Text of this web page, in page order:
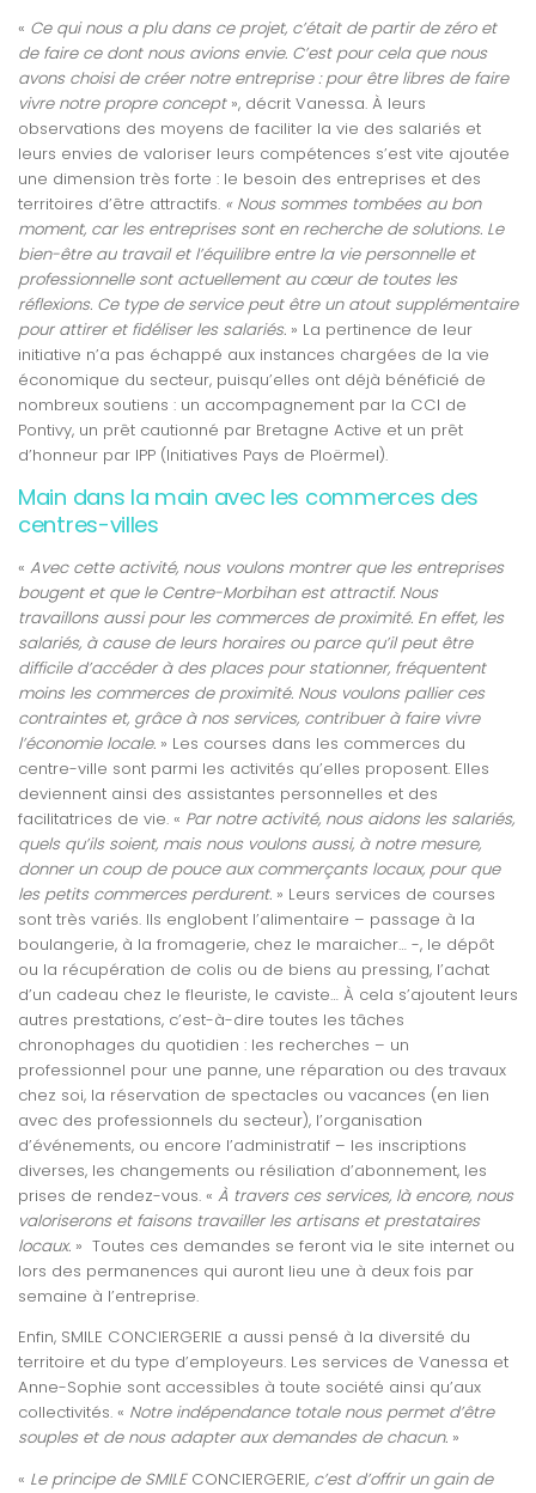
« Ce qui nous a plu dans ce projet, c’était de partir de zéro et
de faire ce dont nous avions envie. C’est pour cela que nous
avons choisi de créer notre entreprise : pour être libres de faire
vivre notre propre concept», décrit Vanessa. À leurs
observations des moyens de faciliter la vie des salariés et
leurs envies de valoriser leurs compétences s’est vite ajoutée
une dimension très forte : le besoin des entreprises et des
territoires d’être attractifs. « Nous sommes tombées au bon
moment, car les entreprises sont en recherche de solutions. Le
bien-être au travail et l’équilibre entre la vie personnelle et
professionnelle sont actuellement au cœur de toutes les
réflexions. Ce type de service peut être un atout supplémentaire
pour attirer et fidéliser les salariés. » La pertinence de leur
initiative n’a pas échappé aux instances chargées de la vie
économique du secteur, puisqu’elles ont déjà bénéficié de
nombreux soutiens : un accompagnement par la CCI de
Pontivy, un prêt cautionné par Bretagne Active et un prêt
d’honneur par IPP (Initiatives Pays de Ploërmel).
Main dans la main avec les commerces des
centres-villes
« Avec cette activité, nous voulons montrer que les entreprises
bougent et que le Centre-Morbihan est attractif. Nous
travaillons aussi pour les commerces de proximité. En effet, les
salariés, à cause de leurs horaires ou parce qu’il peut être
difficile d’accéder à des places pour stationner, fréquentent
moins les commerces de proximité. Nous voulons pallier ces
contraintes et, grâce à nos services, contribuer à faire vivre
l’économie locale. » Les courses dans les commerces du
centre-ville sont parmi les activités qu’elles proposent. Elles
deviennent ainsi des assistantes personnelles et des
facilitatrices de vie. « Par notre activité, nous aidons les salariés,
quels qu’ils soient, mais nous voulons aussi, à notre mesure,
donner un coup de pouce aux commerçants locaux, pour que
les petits commerces perdurent. » Leurs services de courses
sont très variés. Ils englobent l’alimentaire – passage à la
boulangerie, à la fromagerie, chez le maraicher… -, le dépôt
ou la récupération de colis ou de biens au pressing, l’achat
d’un cadeau chez le fleuriste, le caviste… À cela s’ajoutent leurs
autres prestations, c’est-à-dire toutes les tâches
chronophages du quotidien : les recherches – un
professionnel pour une panne, une réparation ou des travaux
chez soi, la réservation de spectacles ou vacances (en lien
avec des professionnels du secteur), l’organisation
d’événements, ou encore l’administratif – les inscriptions
diverses, les changements ou résiliation d’abonnement, les
prises de rendez-vous. « À travers ces services, là encore, nous
valoriserons et faisons travailler les artisans et prestataires
locaux. » Toutes ces demandes se feront via le site internet ou
lors des permanences qui auront lieu une à deux fois par
semaine à l’entreprise.
Enfin, SMILE CONCIERGERIE a aussi pensé à la diversité du
territoire et du type d’employeurs. Les services de Vanessa et
Anne-Sophie sont accessibles à toute société ainsi qu’aux
collectivités. « Notre indépendance totale nous permet d’être
souples et de nous adapter aux demandes de chacun. »
« Le principe de SMILE CONCIERGERIE, c’est d’offrir un gain de